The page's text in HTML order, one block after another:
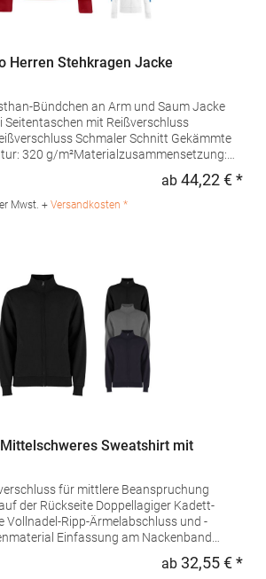
Herren Stehkragen Jacke
Schnitt Gekämmte
320 g/m²Materialzusammensetzung:
Fashion GmbH Am Gatherhof 57
40472 Düsseldorf Deutschland E-Mail: info@promodoro.de
ab 44,22 € *
Mwst. + Versandkosten *
Sweatshirt mit
für mittlere Beanspruchung
Doppellagiger Kadett-
am Nackenband
ab 32,55 € *